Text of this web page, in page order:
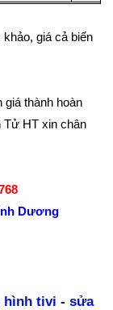
giá cả biến
giá thành hoàn
Tử HT xin chân
Dương
hình tivi - sửa